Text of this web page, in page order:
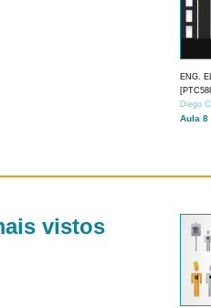
ENG.
Diego
Aula 8
vistos